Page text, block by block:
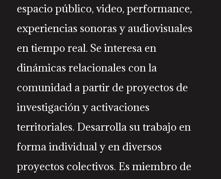
espacio público, video, performance,
experiencias sonoras y audiovisuales
en tiempo real. Se interesa en
dinámicas relacionales con la
comunidad a partir de proyectos de
investigación y activaciones
territoriales. Desarrolla su trabajo en
forma individual y en diversos
proyectos colectivos. Es miembro de